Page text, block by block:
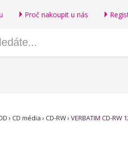
Proč nakoupit u nás
› CD média › CD-RW› VERBATIM CD-